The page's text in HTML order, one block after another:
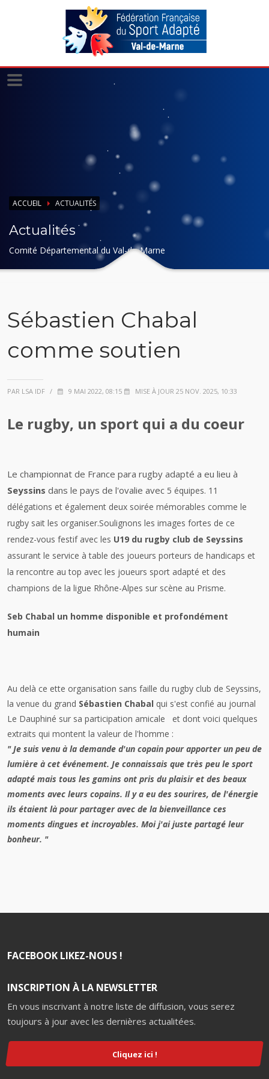
ACCUEIL ACTUALITÉS
Actualités
Comité Départemental du Val-de-Marne
Sébastien Chabal
comme soutien
PAR LSA IDF / 9 MAI 2022, 08:15 MISE À JOUR 25 NOV. 2025, 10:33
Le rugby, un sport qui a du coeur
Le championnat de France para rugby adapté a eu lieu à
Seyssins dans le pays de l'ovalie avec 5 équipes. 11
délégations et également deux soirée mémorables comme le
rugby sait les organiser.Soulignons les images fortes de ce
rendez-vous festif avec les U19 du rugby club de Seyssins
assurant le service à table des joueurs porteurs de handicaps et
la rencontre au top avec les joueurs sport adapté et des
champions de la ligue Rhône-Alpes sur scène au Prisme.
Seb Chabal un homme disponible et profondément
humain
Au delà ce ette organisation sans faille du rugby club de Seyssins,
la venue du grand Sébastien Chabal qui s'est confié au journal
Le Dauphiné sur sa participation amicale
et dont voici quelques
extraits qui montent la valeur de l'homme :
" Je suis venu à la demande d'un copain pour apporter un peu de
lumière à cet événement. Je connaissais que très peu le sport
adapté mais tous les gamins ont pris du plaisir et des beaux
moments avec leurs copains. Il y a eu des sourires, de l'énergie
ils étaient là pour partager avec de la bienveillance ces
moments dingues et incroyables. Moi j'ai juste partagé leur
bonheur. "
FACEBOOK LIKEZ-NOUS !
INSCRIPTION À LA NEWSLETTER
En vous inscrivant à notre liste de diffusion, vous serez
toujours à jour avec les dernières actualitées.
Cliquez ici !
Panneau de gestion des cookies